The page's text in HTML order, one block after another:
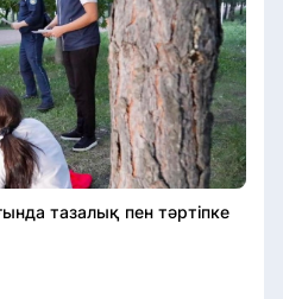
тазалық пен тәртіпке